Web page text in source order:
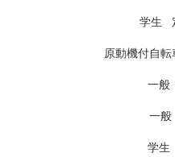
学生 定期駐車 1カ月
原動機付自転車及び
一般・学生共通 1回
一般 定期駐車 1カ月
学生 定期駐車 1カ月